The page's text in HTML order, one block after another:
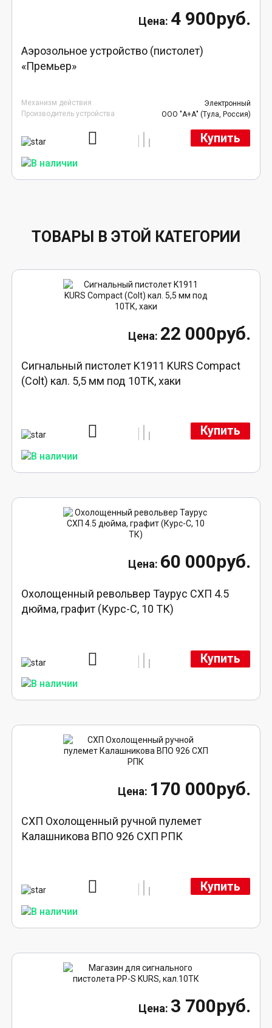
4 900руб.
Аэрозольное устройство (пистолет)
«Премьер»
Механизм действия
Электронный
Производитель устройства
ООО "А+А" (Тула, Россия)
Купить
ТОВАРЫ В ЭТОЙ КАТЕГОРИИ
22 000руб.
Сигнальный пистолет K1911 KURS Compact
(Colt) кал. 5,5 мм под 10ТК, хаки
Купить
60 000руб.
Охолощенный револьвер Таурус СХП 4.5
дюйма, графит (Курс-С, 10 ТК)
Купить
170 000руб.
СХП Охолощенный ручной пулемет
Калашникова ВПО 926 СХП РПК
Купить
3 700руб.